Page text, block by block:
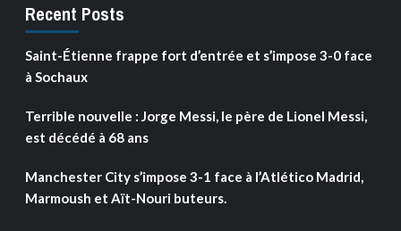
Recent Posts
Saint-Étienne frappe fort d’entrée et s’impose 3-0 face
à Sochaux
Terrible nouvelle : Jorge Messi, le père de Lionel Messi,
est décédé à 68 ans
Manchester City s’impose 3-1 face à l’Atlético Madrid,
Marmoush et Aït-Nouri buteurs.